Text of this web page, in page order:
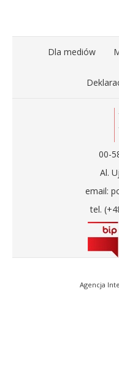
Dla mediów
00-
Al.
email:
tel.
Agencja